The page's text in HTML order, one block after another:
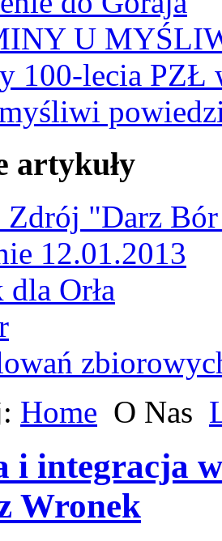
U
100-lecia PZŁ
artykuły
Zdrój "Darz
12.01.2013
Orła
Home O Nas
i integracja
Wronek